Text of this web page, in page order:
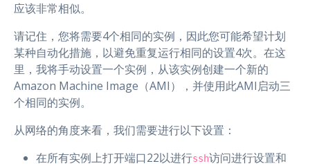
应该非常相似。
请记住，您将需要4个相同的实例，因此您可能希望计划
某种自动化措施，以避免重复运行相同的设置4次。在这
里，我将手动设置一个实例，从该实例创建一个新的
Amazon Machine Image（AMI），并使用此AMI启动三
个相同的实例。
从网络的角度来看，我们需要进行以下设置：
在所有实例上打开端口22以进行ssh访问进行设置和